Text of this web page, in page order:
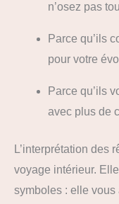
n’osez pas
Parce qu’ils
pour votre
Parce qu’ils
avec plus de
L’interprétation des
voyage intérieur.
symboles : elle